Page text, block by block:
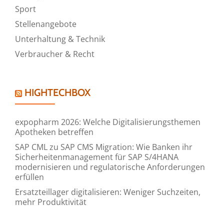
Sport
Stellenangebote
Unterhaltung & Technik
Verbraucher & Recht
HIGHTECHBOX
expopharm 2026: Welche Digitalisierungsthemen
Apotheken betreffen
SAP CML zu SAP CMS Migration: Wie Banken ihr
Sicherheitenmanagement für SAP S/4HANA
modernisieren und regulatorische Anforderungen
erfüllen
Ersatzteillager digitalisieren: Weniger Suchzeiten,
mehr Produktivität